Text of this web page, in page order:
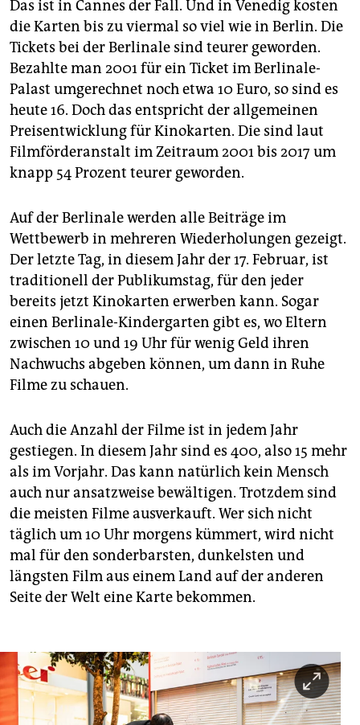
Das ist in Cannes der Fall. Und in Venedig kosten
die Karten bis zu viermal so viel wie in Berlin. Die
Tickets bei der Berlinale sind teurer geworden.
Bezahlte man 2001 für ein Ticket im Berlinale-
Palast umgerechnet noch etwa 10 Euro, so sind es
heute 16. Doch das entspricht der allgemeinen
Preisentwicklung für Kinokarten. Die sind laut
Filmförderanstalt im Zeitraum 2001 bis 2017 um
knapp 54 Prozent teurer geworden.
Auf der Berlinale werden alle Beiträge im
Wettbewerb in mehreren Wiederholungen gezeigt.
Der letzte Tag, in diesem Jahr der 17. Februar, ist
traditionell der Publikumstag, für den jeder
bereits jetzt Kinokarten erwerben kann. Sogar
einen Berlinale-Kindergarten gibt es, wo Eltern
zwischen 10 und 19 Uhr für wenig Geld ihren
Nachwuchs abgeben können, um dann in Ruhe
Filme zu schauen.
Auch die Anzahl der Filme ist in jedem Jahr
gestiegen. In diesem Jahr sind es 400, also 15 mehr
als im Vorjahr. Das kann natürlich kein Mensch
auch nur ansatzweise bewältigen. Trotzdem sind
die meisten Filme ausverkauft. Wer sich nicht
täglich um 10 Uhr morgens kümmert, wird nicht
mal für den sonderbarsten, dunkelsten und
längsten Film aus einem Land auf der anderen
Seite der Welt eine Karte bekommen.